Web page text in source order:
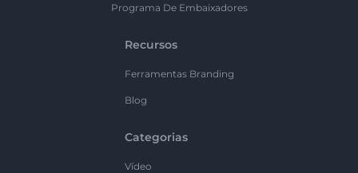
Programa De Embaixadores
Recursos
Ferramentas Branding
Blog
Categorias
Vídeo